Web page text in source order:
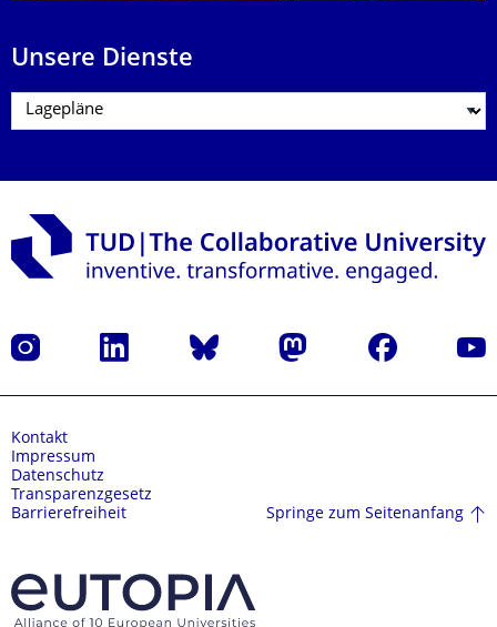
Unsere Dienste
Instagram LinkedIn Bluesky Mastodon Facebook
Kontakt
Impressum
Datenschutz
Transparenzgesetz
Barrierefreiheit
Springe zum Seitenanfang